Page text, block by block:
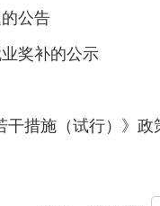
公告
奖补的公示
措施（试行）》政